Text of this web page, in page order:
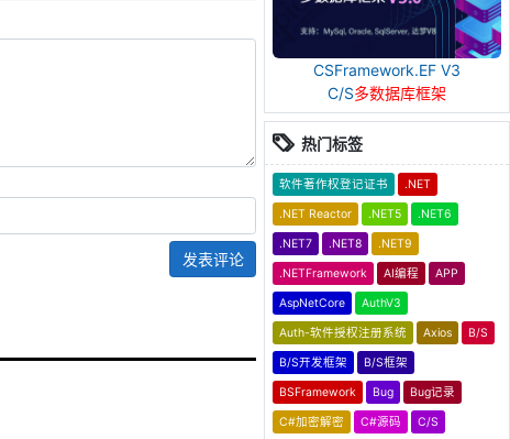
发表评论
CSFramework.EF V3
C/S多数据库框架
热门标签
软件著作权登记证书 .NET
.NET Reactor .NET5 .NET6
.NET7 .NET8 .NET9
.NETFramework AI编程 APP
AspNetCore AuthV3
Auth-软件授权注册系统 Axios B/S
B/S开发框架 B/S框架
BSFramework Bug Bug记录
C#加密解密 C#源码 C/S